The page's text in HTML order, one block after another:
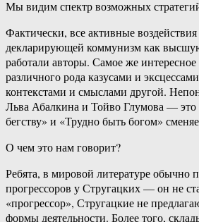
Мы видим спектр возможных
Фактически, все активные
декларирующей коммунизм как
работали авторы. Самое же
различного рода казусами и
контекстами и смыслами другой.
Льва Абалкина и Тойво Глумова — это
бегству» и «Трудно быть богом»
О чем это нам говорит?
Ребята, в мировой литературе
прогрессоров у Стругацких — он не
«прогрессор», Стругацкие не
формы деятельности. Более того,